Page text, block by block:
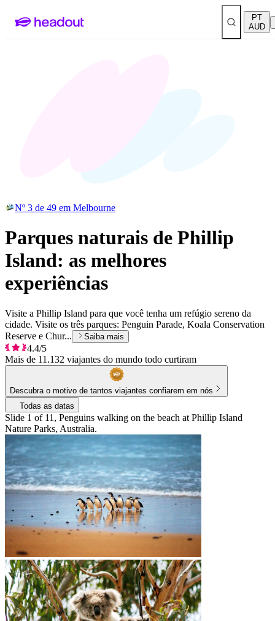
PT
AUD
Nº 3 de 49 em Melbourne
Parques naturais de Phillip
Island: as melhores
experiências
Visite a Phillip Island para que você tenha um refúgio sereno da
cidade. Visite os três parques: Penguin Parade, Koala Conservation
Reserve e Chur...
Saiba mais
4.4/5
Mais de 11.132 viajantes do mundo todo curtiram
Descubra o motivo de tantos viajantes confiarem em nós
Todas as datas
Slide 1 of 11, Penguins walking on the beach at Phillip Island
Nature Parks, Australia.